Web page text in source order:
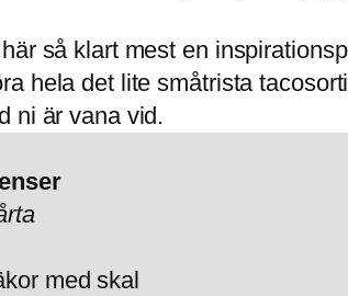
så klart mest en
hela det lite småtrista
ni är vana vid.
med skal